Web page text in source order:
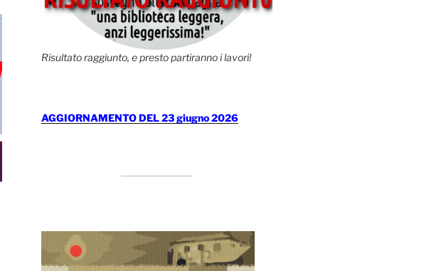
Risultato raggiunto, e presto partiranno i lavori!
AGGIORNAMENTO DEL 23 giugno 2026